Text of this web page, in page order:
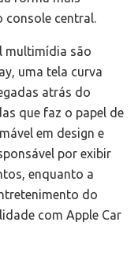
console central.
multimídia são
uma tela curva
atrás do
que faz o papel de
em design e
por exibir
enquanto a
do
com Apple Car